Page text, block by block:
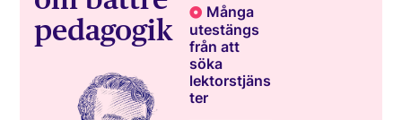
pedagogik
Många
utestängs
från att
söka
lektorstjäns
ter